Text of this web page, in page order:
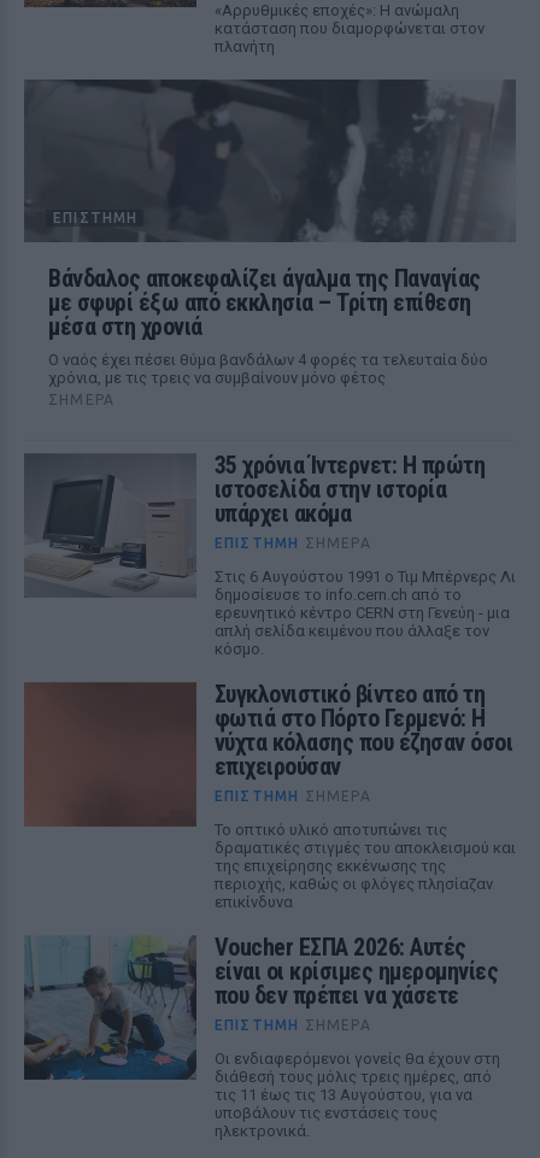
«Αρρυθμικές εποχές»: Η ανώμαλη
κατάσταση που διαμορφώνεται στον
πλανήτη
ΕΠΙΣΤΉΜΗ
Βάνδαλος αποκεφαλίζει άγαλμα της Παναγίας
με σφυρί έξω από εκκλησία – Τρίτη επίθεση
μέσα στη χρονιά
Ο ναός έχει πέσει θύμα βανδάλων 4 φορές τα τελευταία δύο
χρόνια, με τις τρεις να συμβαίνουν μόνο φέτος
ΣΉΜΕΡΑ
35 χρόνια Ίντερνετ: Η πρώτη
ιστοσελίδα στην ιστορία
υπάρχει ακόμα
ΕΠΙΣΤΉΜΗ ΣΉΜΕΡΑ
Στις 6 Αυγούστου 1991 ο Τιμ Μπέρνερς Λι
δημοσίευσε το info.cern.ch από το
ερευνητικό κέντρο CERN στη Γενεύη - μια
απλή σελίδα κειμένου που άλλαξε τον
κόσμο.
Συγκλονιστικό βίντεο από τη
φωτιά στο Πόρτο Γερμενό: Η
νύχτα κόλασης που έζησαν όσοι
επιχειρούσαν
ΕΠΙΣΤΉΜΗ ΣΉΜΕΡΑ
Το οπτικό υλικό αποτυπώνει τις
δραματικές στιγμές του αποκλεισμού και
της επιχείρησης εκκένωσης της
περιοχής, καθώς οι φλόγες πλησίαζαν
επικίνδυνα
Voucher ΕΣΠΑ 2026: Αυτές
είναι οι κρίσιμες ημερομηνίες
που δεν πρέπει να χάσετε
ΕΠΙΣΤΉΜΗ ΣΉΜΕΡΑ
Οι ενδιαφερόμενοι γονείς θα έχουν στη
διάθεσή τους μόλις τρεις ημέρες, από
τις 11 έως τις 13 Αυγούστου, για να
υποβάλουν τις ενστάσεις τους
ηλεκτρονικά.